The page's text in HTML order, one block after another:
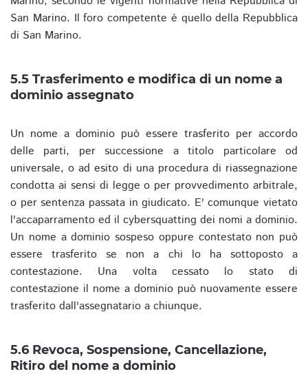
San Marino. Il foro competente è quello della Repubblica
di San Marino.
5.5 Trasferimento e modifica di un nome a
dominio assegnato
Un nome a dominio può essere trasferito per accordo
delle parti, per successione a titolo particolare od
universale, o ad esito di una procedura di riassegnazione
condotta ai sensi di legge o per provvedimento arbitrale,
o per sentenza passata in giudicato. E' comunque vietato
l'accaparramento ed il cybersquatting dei nomi a dominio.
Un nome a dominio sospeso oppure contestato non può
essere trasferito se non a chi lo ha sottoposto a
contestazione. Una volta cessato lo stato di
contestazione il nome a dominio può nuovamente essere
trasferito dall'assegnatario a chiunque.
5.6 Revoca, Sospensione, Cancellazione,
Ritiro del nome a dominio